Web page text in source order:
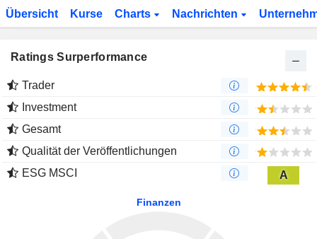
Übersicht Kurse Charts Nachrichten
Ratings Surperformance
Trader
Investment
Gesamt
Qualität der Veröffentlichungen
ESG MSCI
A